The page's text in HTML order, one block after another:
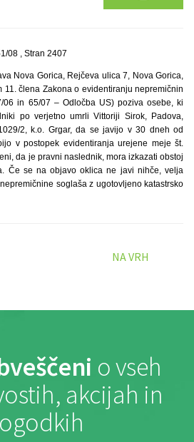
08 , Stran 2407
Nova Gorica, Rejčeva ulica 7, Nova Gorica,
11. člena Zakona o evidentiranju nepremičnin
in 65/07 – Odločba US) poziva osebe, ki
po verjetno umrli Vittoriji Sirok, Padova,
2, k.o. Grgar, da se javijo v 30 dneh od
v postopek evidentiranja urejene meje št.
da je pravni naslednik, mora izkazati obstoj
Če se na objavo oklica ne javi nihče, velja
soglaša z ugotovljeno katastrsko
NA VRH
o vseh
akcijah in